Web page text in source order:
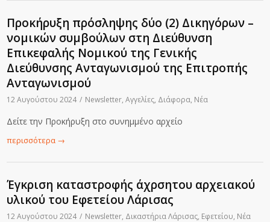
Προκήρυξη πρόσληψης δύο (2) Δικηγόρων –
νομικών συμβούλων στη Διεύθυνση
Επικεφαλής Νομικού της Γενικής
Διεύθυνσης Ανταγωνισμού της Επιτροπής
Ανταγωνισμού
12 Αυγούστου 2024 / Newsletter,Αγγελίες, Διάφορα, Νέα
Δείτε την Προκήρυξη στο συνημμένο αρχείο
περισσότερα →
Έγκριση καταστροφής άχρσητου αρχειακού
υλικού του Εφετείου Λάρισας
12 Αυγούστου 2024 / Newsletter, Δικαστήρια Λάρισας, Εφετείου, Νέα